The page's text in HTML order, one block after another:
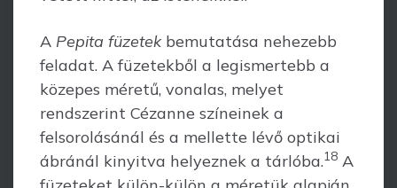
A Pepita füzetekbemutatása nehezebb
feladat. A füzetekből a legismertebb a
közepes méretű, vonalas, melyet
rendszerint Cézanne színeinek a
felsorolásánál és a mellette lévő optikai
ábránál kinyitva helyeznek a tárlóba.18 A